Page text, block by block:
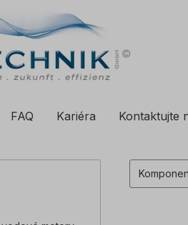
hlavní navigaci
FAQ Kariéra Kontaktujte